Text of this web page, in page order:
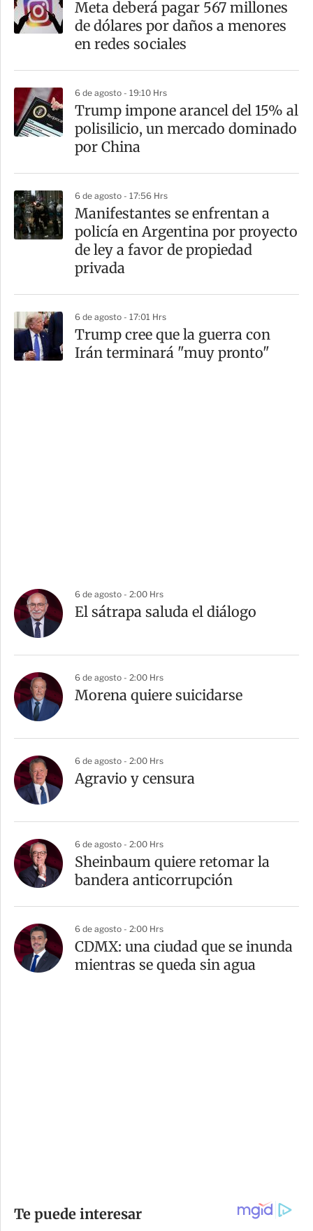
Meta deberá pagar 567 millones
de dólares por daños a menores
en redes sociales
6 de agosto - 19:10 Hrs
Trump impone arancel del 15% al
polisilicio, un mercado dominado
por China
6 de agosto - 17:56 Hrs
Manifestantes se enfrentan a
policía en Argentina por proyecto
de ley a favor de propiedad
privada
6 de agosto - 17:01 Hrs
Trump cree que la guerra con
Irán terminará "muy pronto"
6 de agosto - 2:00 Hrs
El sátrapa saluda el diálogo
6 de agosto - 2:00 Hrs
Morena quiere suicidarse
6 de agosto - 2:00 Hrs
Agravio y censura
6 de agosto - 2:00 Hrs
Sheinbaum quiere retomar la
bandera anticorrupción
6 de agosto - 2:00 Hrs
CDMX: una ciudad que se inunda
mientras se queda sin agua